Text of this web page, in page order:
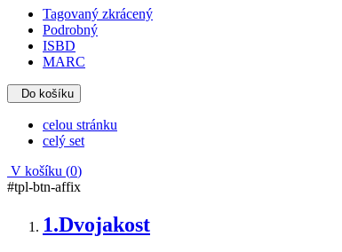
Tagovaný zkrácený
Podrobný
ISBD
MARC
Do košíku
celou stránku
celý set
V košíku (0)
#tpl-btn-affix
1.Dvojakost